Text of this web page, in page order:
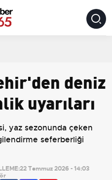
deniz
uyarıları
yaz sezonunda çeken
seferberliği
22 Temmuz 2026 - 14:03